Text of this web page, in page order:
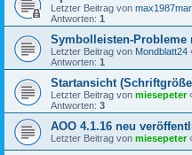
Letzter Beitrag von
Antworten: 1
Symbolleisten-Probleme
Letzter Beitrag von Mondblatt24
Antworten: 1
Startansicht
Letzter Beitrag von miesepeter
Antworten: 3
AOO 4.1.16 neu
Letzter Beitrag von miesepeter